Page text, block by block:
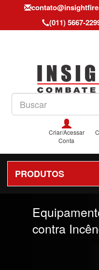
(011) 5667-
Criar/Acessar
Conta
PRODUTOS
contra